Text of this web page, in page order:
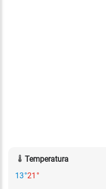
Temperatura
13°21°